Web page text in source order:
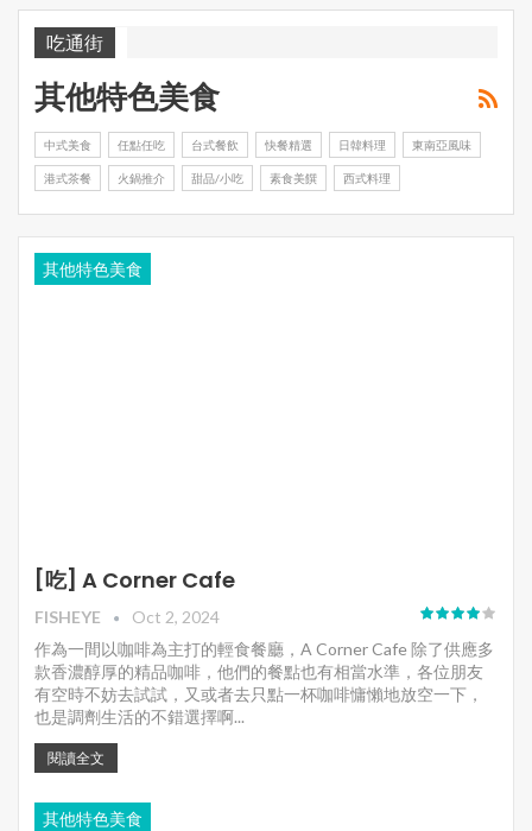
吃通街
其他特色美食
中式美食 任點任吃 台式餐飲 快餐精選 日韓料理 東南亞風味
港式茶餐 火鍋推介 甜品/小吃 素食美饌 西式料理
其他特色美食
[吃] A Corner Cafe
FISHEYE
Oct 2, 2024
作為一間以咖啡為主打的輕食餐廳，A Corner Cafe 除了供應多
款香濃醇厚的精品咖啡，他們的餐點也有相當水準，各位朋友
有空時不妨去試試，又或者去只點一杯咖啡慵懶地放空一下，
也是調劑生活的不錯選擇啊...
閱讀全文
其他特色美食